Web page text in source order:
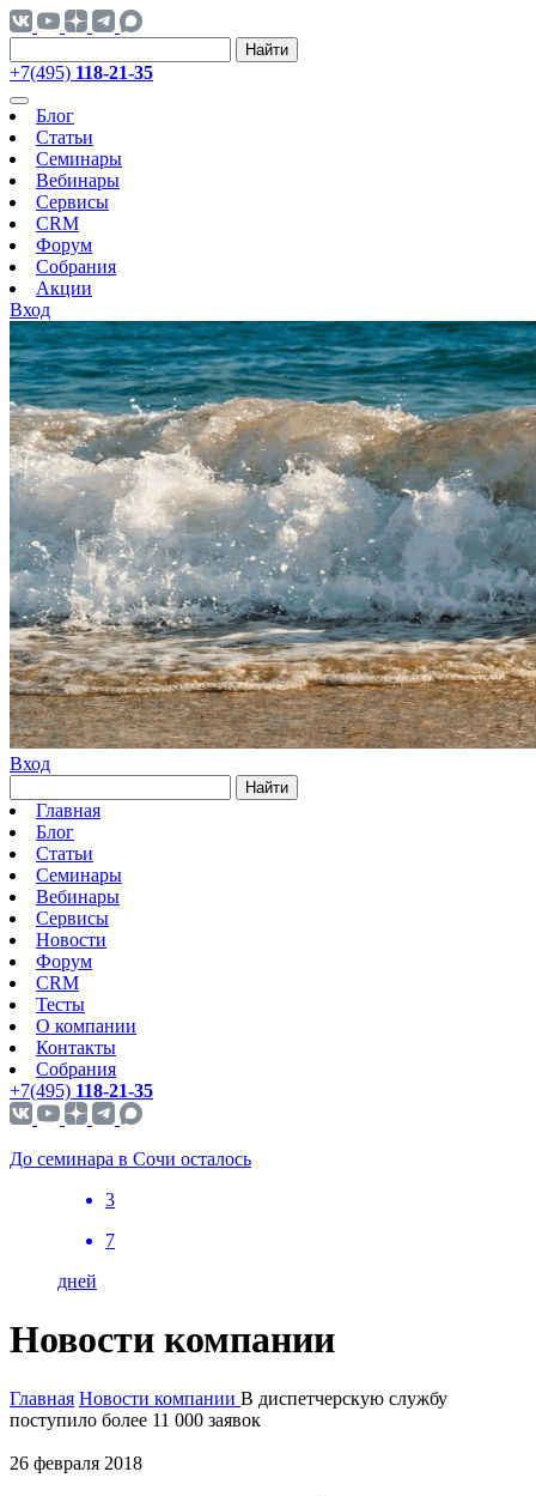
Найти
+7(495) 118-21-35
Блог
Статьи
Семинары
Вебинары
Сервисы
CRM
Форум
Собрания
Акции
Вход
Вход
Найти
Главная
Блог
Статьи
Семинары
Вебинары
Сервисы
Новости
Форум
CRM
Тесты
О компании
Контакты
Собрания
+7(495) 118-21-35
До семинара в Сочи осталось
3
7
дней
Новости компании
Главная Новости компании В диспетчерскую службу
поступило более 11 000 заявок
26 февраля 2018